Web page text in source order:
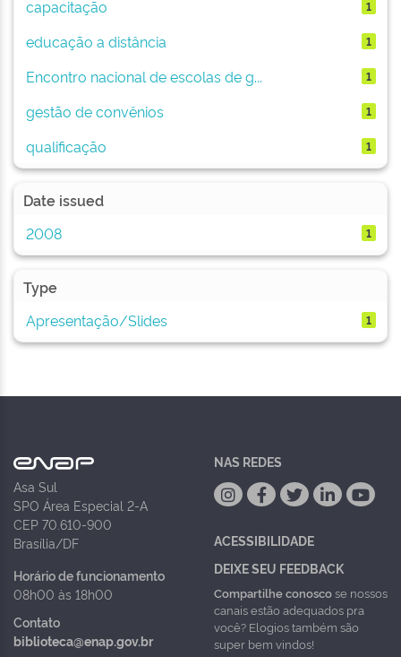
capacitação
1
educação a distância 1
Encontro nacional de escolas de g... 1
gestão de convênios 1
qualificação 1
Date issued
2008
1
Type
Apresentação/Slides
1
Asa Sul
SPO Área Especial 2-A
CEP 70.610-900
Brasília/DF
Horário de funcionamento
08h00 às 18h00
Contato
biblioteca@enap.gov.br
NAS REDES
ACESSIBILIDADE
DEIXE SEU FEEDBACK
Compartilhe conoscose nossos
canais estão adequados pra
você? Elogios também são
super bem vindos!